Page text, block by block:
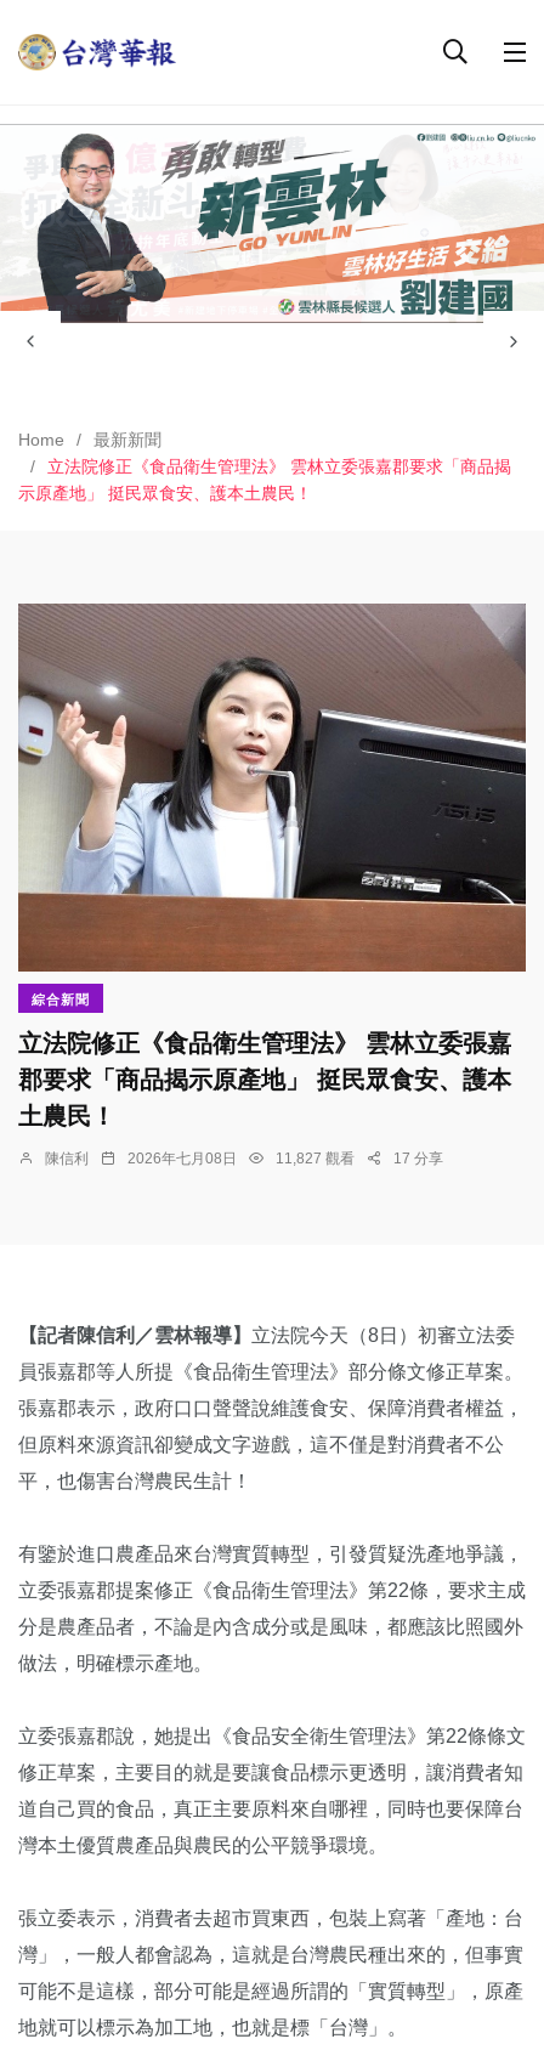
Home
最新新聞
立法院修正《食品衛生管理法》 雲林立委張嘉郡要求「商品揭
示原產地」 挺民眾食安、護本土農民！
綜合新聞
立法院修正《食品衛生管理法》 雲林立委張嘉
郡要求「商品揭示原產地」 挺民眾食安、護本
土農民！
陳信利 2026年七月08日 11,827 觀看 17 分享
【記者陳信利／雲林報導】 立法院今天（8日）初審立法委
員張嘉郡等人所提《食品衛生管理法》部分條文修正草案。
張嘉郡表示，政府口口聲聲說維護食安、保障消費者權益，
但原料來源資訊卻變成文字遊戲，這不僅是對消費者不公
平，也傷害台灣農民生計！
有鑒於進口農產品來台灣實質轉型，引發質疑洗產地爭議，
立委張嘉郡提案修正《食品衛生管理法》第22條，要求主成
分是農產品者，不論是內含成分或是風味，都應該比照國外
做法，明確標示產地。
立委張嘉郡說，她提出《食品安全衛生管理法》第22條條文
修正草案，主要目的就是要讓食品標示更透明，讓消費者知
道自己買的食品，真正主要原料來自哪裡，同時也要保障台
灣本土優質農產品與農民的公平競爭環境。
張立委表示，消費者去超市買東西，包裝上寫著「產地：台
灣」，一般人都會認為，這就是台灣農民種出來的，但事實
可能不是這樣，部分可能是經過所謂的「實質轉型」，原產
地就可以標示為加工地，也就是標「台灣」。